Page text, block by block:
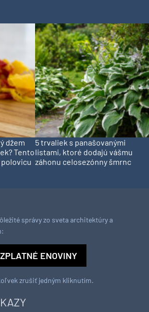
džem
Tento
5 trvaliek s panašovanými
listami, ktoré dodajú vášmu
záhonu celosezónny šmrnc
správy zo sveta architektúry a
ENOVINY
zrušiť jedným kliknutím.